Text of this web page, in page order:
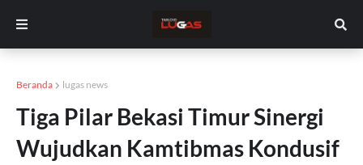
Beranda lugas news
Tiga Pilar Bekasi Timur Sinergi
Wujudkan Kamtibmas Kondusif